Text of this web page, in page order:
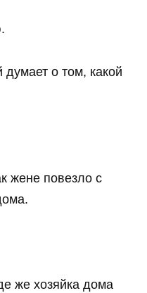
о том, какой
жене повезло с
же хозяйка дома